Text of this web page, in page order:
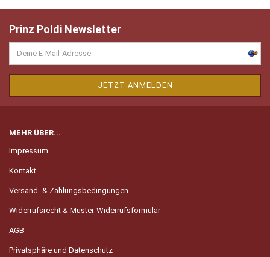
Prinz Poldi Newsletter
MEHR ÜBER...
Impressum
Kontakt
Versand- & Zahlungsbedingungen
Widerrufsrecht & Muster-Widerrufsformular
AGB
Privatsphäre und Datenschutz